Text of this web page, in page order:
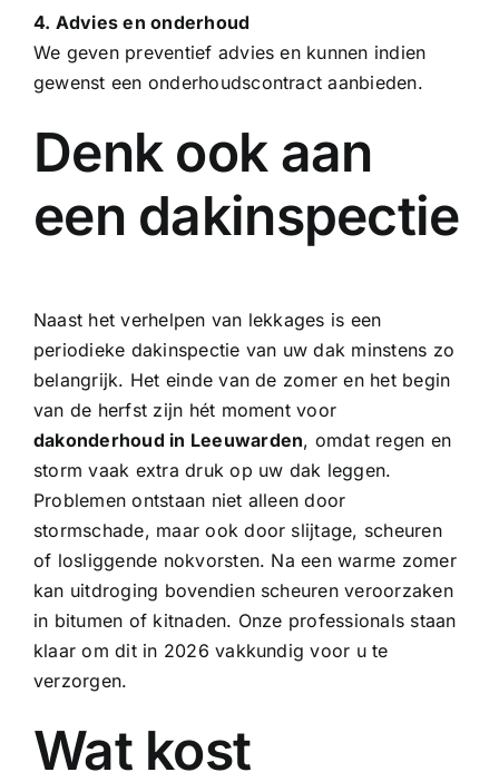
4. Advies en onderhoud
We geven preventief advies en kunnen indien
gewenst een onderhoudscontract aanbieden.
Denk ook aan
een dakinspectie
Naast het verhelpen van lekkages is een
periodieke dakinspectie van uw dak minstens zo
belangrijk. Het einde van de zomer en het begin
van de herfst zijn hét moment voor
dakonderhoud in Leeuwarden, omdat regen en
storm vaak extra druk op uw dak leggen.
Problemen ontstaan niet alleen door
stormschade, maar ook door slijtage, scheuren
of losliggende nokvorsten. Na een warme zomer
kan uitdroging bovendien scheuren veroorzaken
in bitumen of kitnaden. Onze professionals staan
klaar om dit in 2026 vakkundig voor u te
verzorgen.
Wat kost